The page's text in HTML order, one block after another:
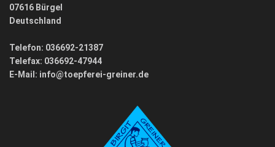
07616 Bürgel
Deutschland
Telefon: 036692-21387
Telefax: 036692-47944
E-Mail: info@toepferei-greiner.de